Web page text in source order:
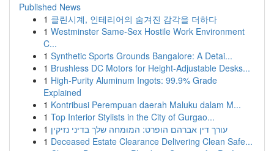
Published News
1 클린시계, 인테리어의 숨겨진 감각을 더하다
1 Westminster Same-Sex Hostile Work Environment
C...
1 Synthetic Sports Grounds Bangalore: A Detai...
1 Brushless DC Motors for Height-Adjustable Desks...
1 High-Purity Aluminum Ingots: 99.9% Grade
Explained
1 Kontribusi Perempuan daerah Maluku dalam M...
1 Top Interior Stylists in the City of Gurgao...
1 עורך דין אברהם הופרט: המומחה שלך בדיני נזיקין
1 Deceased Estate Clearance Delivering Clean Safe...